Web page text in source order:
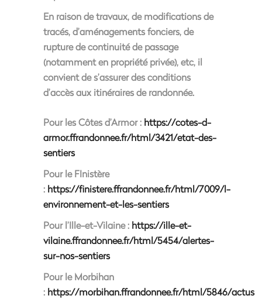
En raison de travaux, de modifications de
tracés, d’aménagements fonciers, de
rupture de continuité de passage
(notamment en propriété privée), etc, il
convient de s’assurer des conditions
d’accès aux itinéraires de randonnée.
Pour les Côtes d’Armor : https://cotes-d-
armor.ffrandonnee.fr/html/3421/etat-des-
sentiers
Pour le FInistère
: https://finistere.ffrandonnee.fr/html/7009/l-
environnement-et-les-sentiers
Pour l’Ille-et-Vilaine : https://ille-et-
vilaine.ffrandonnee.fr/html/5454/alertes-
sur-nos-sentiers
Pour le Morbihan
: https://morbihan.ffrandonnee.fr/html/5846/actus